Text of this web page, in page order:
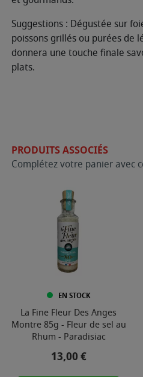
Suggestions : Dégustée sur
poissons grillés ou purées de
donnera une touche finale
plats.
PRODUITS ASSOCIÉS
Complétez votre panier avec
EN STOCK
La Fine Fleur Des Anges
Montre 85g - Fleur de sel au
Rhum - Paradisiac
Prix
13,00 €